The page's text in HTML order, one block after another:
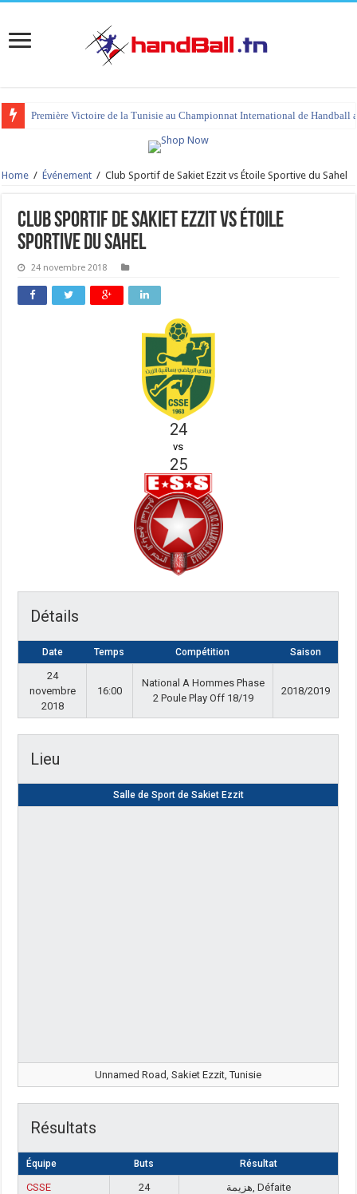
Première Victoire de la Tunisie au Championnat International de Handball
Home / Événement / Club Sportif de Sakiet Ezzit vs Étoile Sportive du Sahel
Club Sportif de Sakiet Ezzit vs Étoile
Sportive du Sahel
24 novembre 2018
24
vs
25
Détails
Date Temps Compétition Saison
24
novembre
2018
16:00
National A Hommes Phase
2 Poule Play Off 18/19
2018/2019
Lieu
Salle de Sport de Sakiet Ezzit
Unnamed Road, Sakiet Ezzit, Tunisie
Résultats
Équipe Buts Résultat
CSSE 24
هزيمة, Défaite